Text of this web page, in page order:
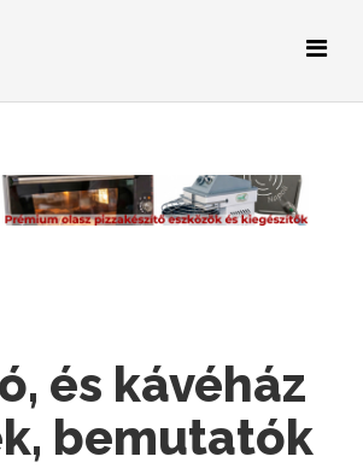
és kávéház
bemutatók